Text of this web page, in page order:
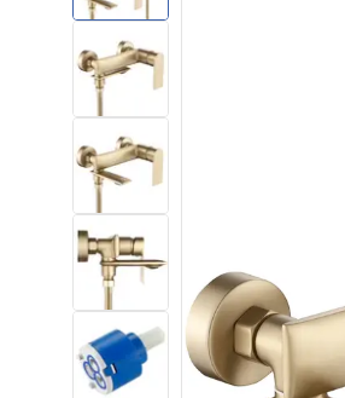
Rigole Liniare
Vase WC si Bideuri
Lavoare
Cazi cu paravane
Baterii sanitare